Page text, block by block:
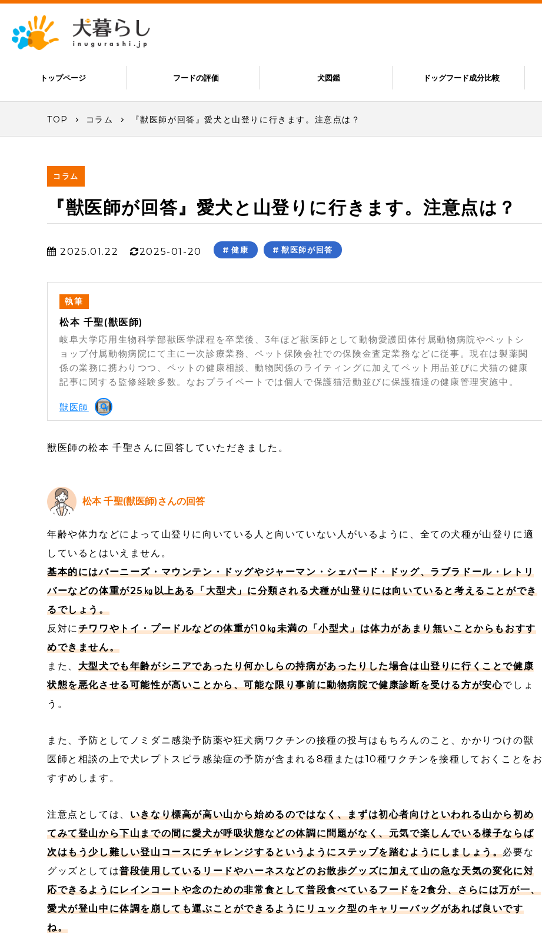
トップページ フードの評価 犬図鑑 ドッグフード成分比較
TOP コラム 『獣医師が回答』愛犬と山登りに行きます。注意点は？
コラム
『獣医師が回答』愛犬と山登りに行きます。注意点は？
2025.01.22 2025-01-20 健康 獣医師が回答
執筆
松本 千聖(獣医師)
岐阜大学応用生物科学部獣医学課程を卒業後、3年ほど獣医師として動物愛護団体付属動物病院やペットシ
ョップ付属動物病院にて主に一次診療業務、ペット保険会社での保険金査定業務などに従事。現在は製薬関
係の業務に携わりつつ、ペットの健康相談、動物関係のライティングに加えてペット用品並びに犬猫の健康
記事に関する監修経験多数。なおプライベートでは個人で保護猫活動並びに保護猫達の健康管理実施中。
獣医師
獣医師の松本 千聖さんに回答していただきました。
松本 千聖(獣医師)さんの回答
年齢や体力などによって山登りに向いている人と向いていない人がいるように、全ての犬種が山登りに適
しているとはいえません。
基本的にはバーニーズ・マウンテン・ドッグやジャーマン・シェパード・ドッグ、ラブラドール・レトリ
バーなどの体重が25㎏以上ある「大型犬」に分類される犬種が山登りには向いていると考えることができ
るでしょう。
反対にチワワやトイ・プードルなどの体重が10㎏未満の「小型犬」は体力があまり無いことからもおすす
めできません。
また、 大型犬でも年齢がシニアであったり何かしらの持病があったりした場合は山登りに行くことで健康
状態を悪化させる可能性が高いことから、可能な限り事前に動物病院で健康診断を受ける方が安心でしょ
う。
また、予防としてノミダニ感染予防薬や狂犬病ワクチンの接種の投与はもちろんのこと、かかりつけの獣
医師と相談の上で犬レプトスピラ感染症の予防が含まれる8種または10種ワクチンを接種しておくことをお
すすめします。
注意点としては、 いきなり標高が高い山から始めるのではなく、まずは初心者向けといわれる山から初め
てみて登山から下山までの間に愛犬が呼吸状態などの体調に問題がなく、元気で楽しんでいる様子ならば
次はもう少し難しい登山コースにチャレンジするというようにステップを踏むようにしましょう。必要な
グッズとしては普段使用しているリードやハーネスなどのお散歩グッズに加えて山の急な天気の変化に対
応できるようにレインコートや念のための非常食として普段食べているフードを2食分、さらには万が一、
愛犬が登山中に体調を崩しても運ぶことができるようにリュック型のキャリーバッグがあれば良いです
ね。